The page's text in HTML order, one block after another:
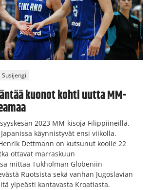
Susijengi
kuonot kohti uutta MM-
2023 MM-kisoja Filippiineillä,
käynnistyvät ensi viikolla.
Dettmann on kutsunut koolle 22
ottavat marraskuun
mittaa Tukholman Globeniin
Ruotsista sekä vanhan Jugoslavian
ylpeästi kantavasta Kroatiasta.